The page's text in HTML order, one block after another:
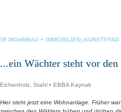
WOHNBAU + IMMOBILIEN KUNSTPFAD
...ein Wächter steht vor den
Eichenholz, Stahl • EBBA Kaynak
Hier steht jetzt eine Wohnanlage. Früher